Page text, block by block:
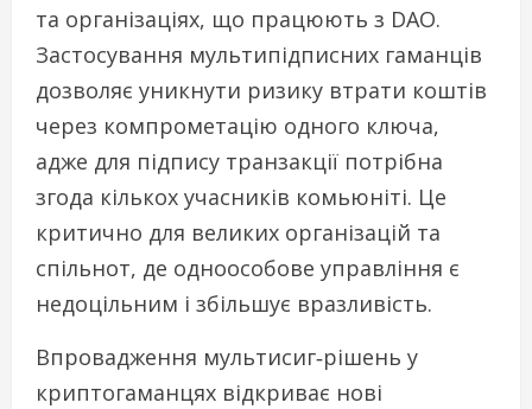
та організаціях, що працюють з DAO.
Застосування мультипідписних гаманців
дозволяє уникнути ризику втрати коштів
через компрометацію одного ключа,
адже для підпису транзакції потрібна
згода кількох учасників комьюніті. Це
критично для великих організацій та
спільнот, де одноособове управління є
недоцільним і збільшує вразливість.
Впровадження мультисиг‑рішень у
криптогаманцях відкриває нові